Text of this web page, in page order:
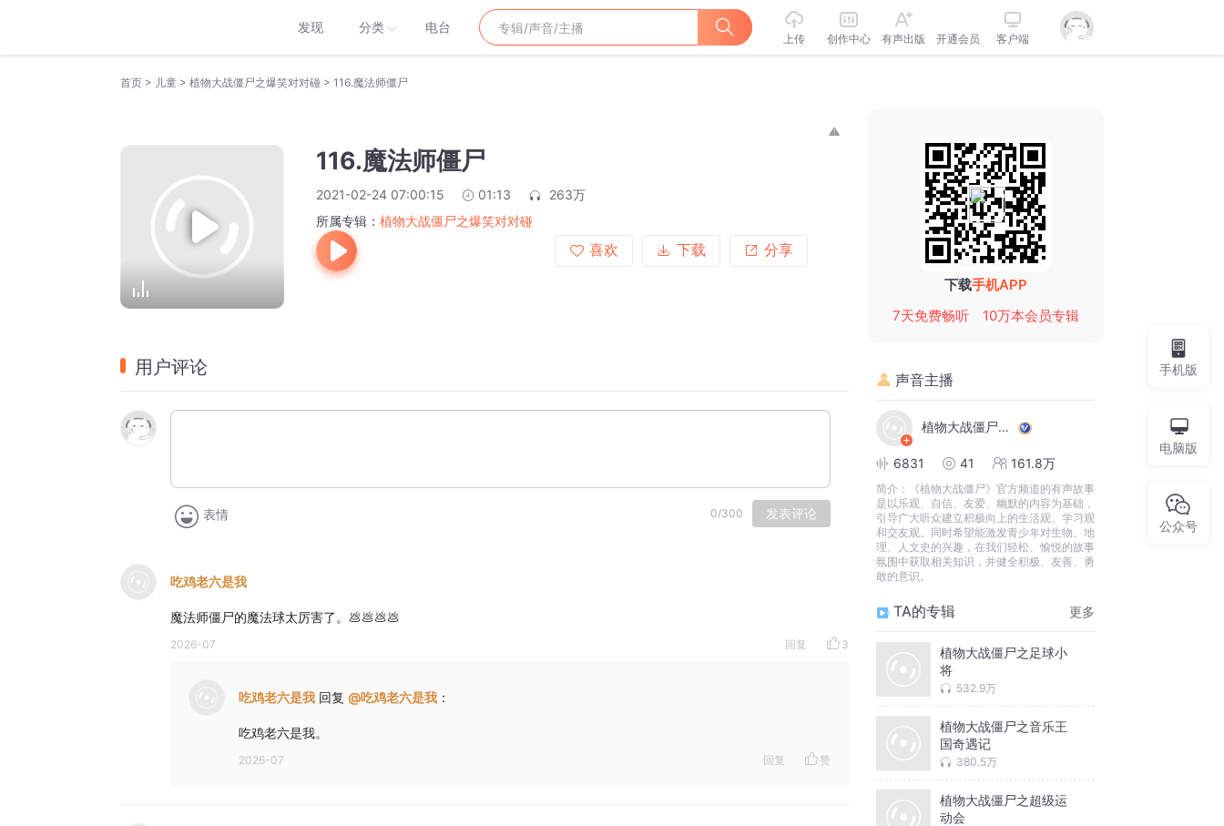
发现 分类 电台
上传 创作中心 有声出版 开通会员 客户端
首页 > 儿童 > 植物大战僵尸之爆笑对对碰 > 116.魔法师僵尸
116.魔法师僵尸
2021-02-24 07:00:15 01:13
263万
所属专辑： 植物大战僵尸之爆笑对对碰
喜欢
下载 分享
用户评论
表情 0/300 发表评论
吃鸡老六是我
魔法师僵尸的魔法球太厉害了。💩💩💩💩
2026-07 回复 3
吃鸡老六是我 回复 @吃鸡老六是我 ：
吃鸡老六是我。
2026-07 回复 赞
下载手机APP
7天免费畅听
10万本会员专辑
声音主播
植物大战僵尸官方频道
6831 41 161.8万
简介：
《植物大战僵尸》官方频道的有声故事
是以乐观、自信、友爱、幽默的内容为基础，
引导广大听众建⽴积极向上的生活观、学习观
和交友观。同时希望能激发青少年对生物、地
理、人文史的兴趣，在我们轻松、愉悦的故事
氛围中获取相关知识，并健全积极、友善、勇
敢的意识。
TA的专辑 更多
植物大战僵尸之足球小
将
532.9万
植物大战僵尸之音乐王
国奇遇记
380.5万
植物大战僵尸之超级运
动会
手机版
电脑版
公众号